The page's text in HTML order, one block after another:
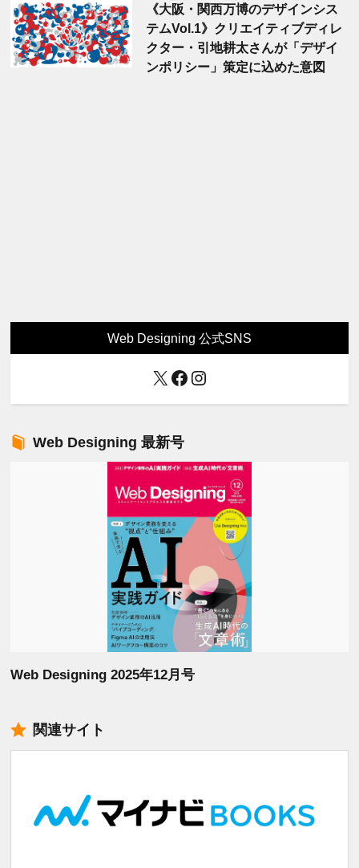
《大阪・関西万博のデザインシス
テムVol.1》クリエイティブディレ
クター・引地耕太さんが「デザイ
ンポリシー」策定に込めた意図
Web Designing 公式SNS
X Facebook
Instagram
Web Designing 最新号
Web Designing 2025年12月号
関連サイト